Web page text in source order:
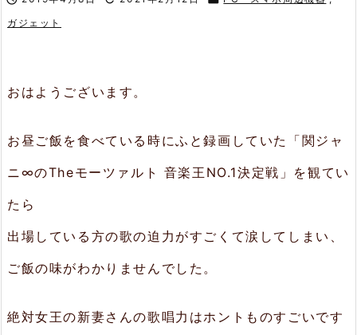
ガジェット
おはようございます。
お昼ご飯を食べている時にふと録画していた「関ジャ
ニ∞のTheモーツァルト 音楽王NO.1決定戦 」を観てい
たら
出場している方の歌の迫力がすごくて涙してしまい、
ご飯の味がわかりませんでした。
絶対女王の新妻さんの歌唱力はホントものすごいです